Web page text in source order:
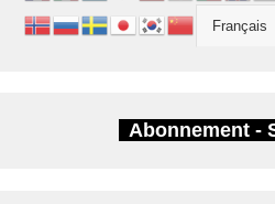
Abonnement -